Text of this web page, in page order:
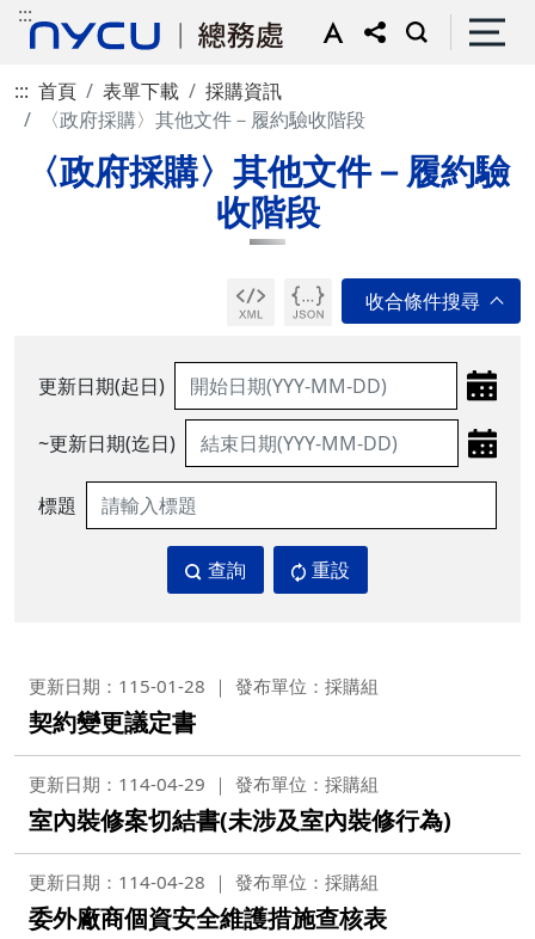
:::
::: 首頁 表單下載
採購資訊
〈政府採購〉其他文件－履約驗收階段
〈政府採購〉其他文件－履約驗
收階段
更新日期(起日)
~更新日期(迄日)
標題
查詢 重設
更新日期：115-01-28 發布單位：採購組
契約變更議定書
更新日期：114-04-29 發布單位：採購組
室內裝修案切結書(未涉及室內裝修行為)
更新日期：114-04-28 發布單位：採購組
委外廠商個資安全維護措施查核表